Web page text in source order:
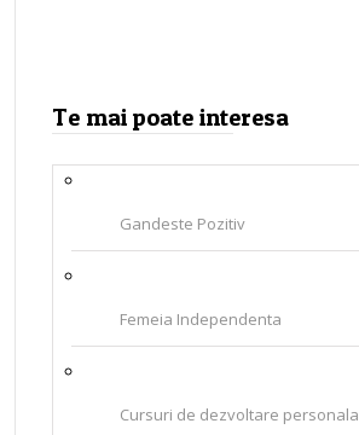
Te mai poate interesa
Gandeste Pozitiv
Femeia Independenta
Cursuri de dezvoltare personala